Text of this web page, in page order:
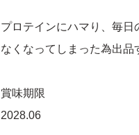
プロテインにハマり、毎
なくなってしまった為出品
賞味期限
2028.06